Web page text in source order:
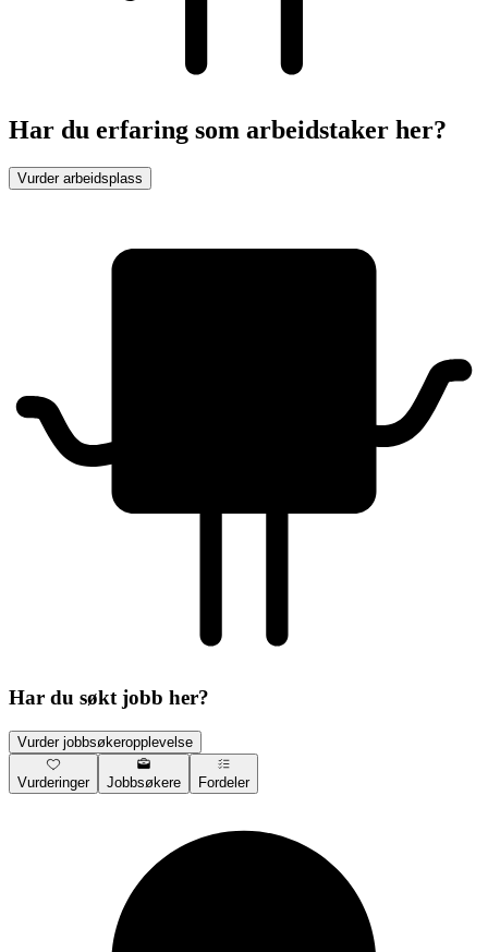
Har du erfaring som arbeidstaker her?
Vurder arbeidsplass
Har du søkt jobb her?
Vurder jobbsøkeropplevelse
Vurderinger Jobbsøkere Fordeler